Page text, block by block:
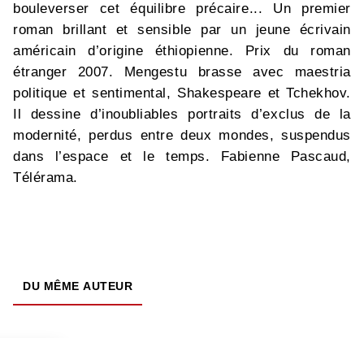
bouleverser cet équilibre précaire... Un premier
roman brillant et sensible par un jeune écrivain
américain d’origine éthiopienne. Prix du roman
étranger 2007. Mengestu brasse avec maestria
politique et sentimental, Shakespeare et Tchekhov.
Il dessine d’inoubliables portraits d’exclus de la
modernité, perdus entre deux mondes, suspendus
dans l’espace et le temps. Fabienne Pascaud,
Télérama.
DU MÊME AUTEUR